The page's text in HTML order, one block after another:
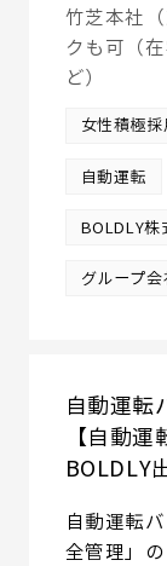
竹芝本社
クも可（
ど）
女性積極採
自動運転
BOLDLY株
グループ会
自動運転
【自動
BOLDLY
自動運転
全管理」